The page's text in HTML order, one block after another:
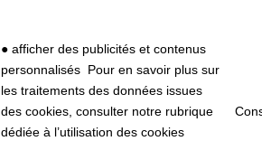
● afficher des publicités et contenus
personnalisés Pour en savoir plus sur
les traitements des données issues
des cookies, consulter notre rubrique
dédiée à l’utilisation des cookies